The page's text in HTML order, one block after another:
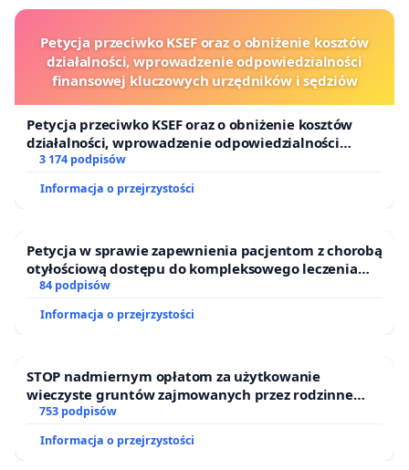
Petycja przeciwko KSEF oraz o obniżenie kosztów
działalności, wprowadzenie odpowiedzialności
finansowej kluczowych urzędników i sędziów
Petycja przeciwko KSEF oraz o obniżenie kosztów
działalności, wprowadzenie odpowiedzialności
finansowej kluczowych urzędników i sędziów
3 174 podpisów
Informacja o przejrzystości
Petycja w sprawie zapewnienia pacjentom z chorobą
otyłościową dostępu do kompleksowego leczenia
oraz programów profilaktycznych.
84 podpisów
Informacja o przejrzystości
STOP nadmiernym opłatom za użytkowanie
wieczyste gruntów zajmowanych przez rodzinne
ogrody działkowe.
753 podpisów
Informacja o przejrzystości